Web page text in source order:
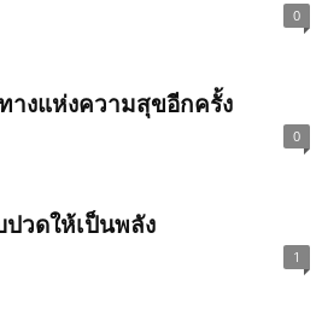
0
างแห่งความสุขอีกครั้ง
0
วดให้เป็นพลัง
1